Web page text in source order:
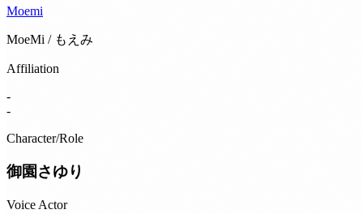
Moemi
MoeMi / もえみ
Affiliation
-
-
Character/Role
御園さゆり
Voice Actor